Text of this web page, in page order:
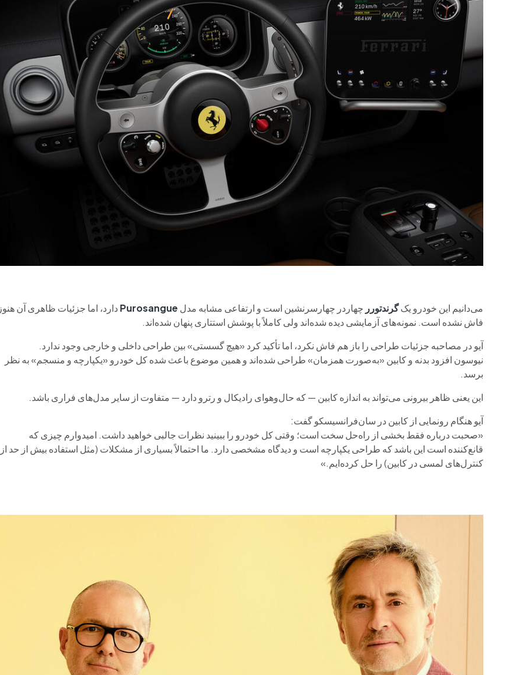
می‌دانیم این خودرو یکگرندتورر چهاردر چهارسرنشین است و ارتفاعی مشابه مدل Purosangue دارد، اما جزئیات ظاهری آن هنوز
فاش نشده است. نمونه‌های آزمایشی دیده شده‌اند ولی کاملاً با پوشش استتاری پنهان شده‌اند.
آیو در مصاحبه جزئیات طراحی را باز هم فاش نکرد، اما تأکید کرد «هیچ گسستی» بین طراحی داخلی و خارجی وجود ندارد.
نیوسون افزود بدنه و کابین «به‌صورت همزمان» طراحی شده‌اند و همین موضوع باعث شده کل خودرو «یکپارچه و منسجم» به نظر
برسد.
این یعنی ظاهر بیرونی می‌تواند به اندازه کابین — که حال‌وهوای رادیکال و رترو دارد — متفاوت از سایر مدل‌های فراری باشد.
آیو هنگام رونمایی از کابین در سان‌فرانسیسکو گفت:
«صحبت درباره فقط بخشی از راه‌حل سخت است؛ وقتی کل خودرو را ببینید نظرات جالبی خواهید داشت. امیدوارم چیزی که
قانع‌کننده است این باشد که طراحی یکپارچه است و دیدگاه مشخصی دارد. ما احتمالاً بسیاری از مشکلات (مثل استفاده بیش از حد از
کنترل‌های لمسی در کابین) را حل کرده‌ایم.»